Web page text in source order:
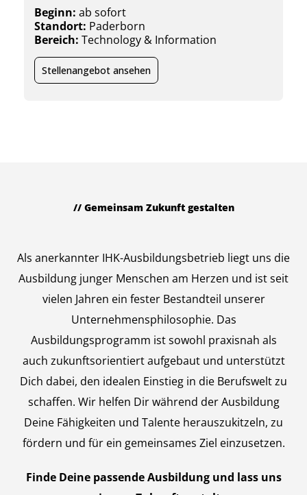
Beginn: ab sofort
Standort: Paderborn
Bereich: Technology & Information
Stellenangebot ansehen
// Gemeinsam Zukunft gestalten
Als anerkannter IHK-Ausbildungsbetrieb liegt uns die
Ausbildung junger Menschen am Herzen und ist seit
vielen Jahren ein fester Bestandteil unserer
Unternehmensphilosophie. Das
Ausbildungsprogramm ist sowohl praxisnah als
auch zukunftsorientiert aufgebaut und unterstützt
Dich dabei, den idealen Einstieg in die Berufswelt zu
schaffen. Wir helfen Dir während der Ausbildung
Deine Fähigkeiten und Talente herauszukitzeln, zu
fördern und für ein gemeinsames Ziel einzusetzen.
Finde Deine passende Ausbildung und lass uns